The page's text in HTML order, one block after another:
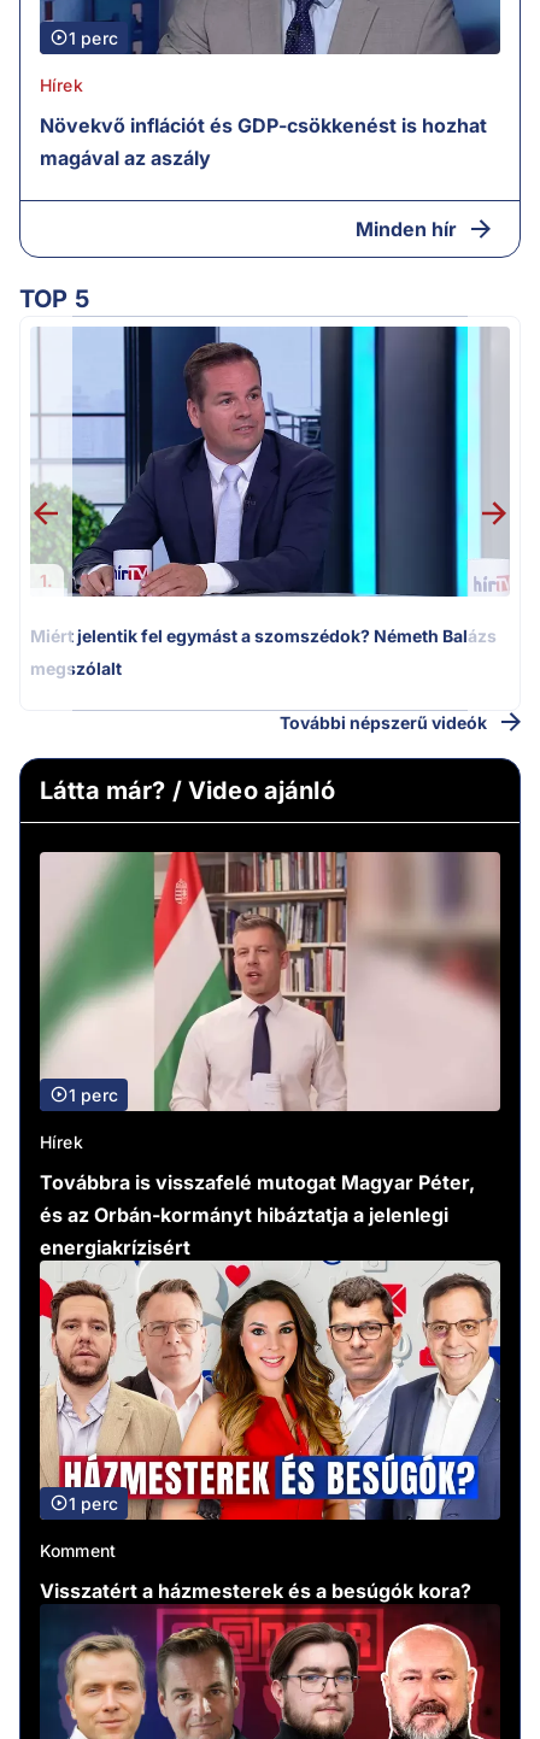
1 perc
Hírek
Növekvő inflációt és GDP-csökkenést is hozhat
magával az aszály
Minden hír
TOP 5
1.
Miért jelentik fel egymást a szomszédok? Németh Balázs
megszólalt
További népszerű videók
Látta már? / Video ajánló
1 perc
Hírek
Továbbra is visszafelé mutogat Magyar Péter,
és az Orbán-kormányt hibáztatja a jelenlegi
energiakrízisért
1 perc
Komment
Visszatért a házmesterek és a besúgók kora?